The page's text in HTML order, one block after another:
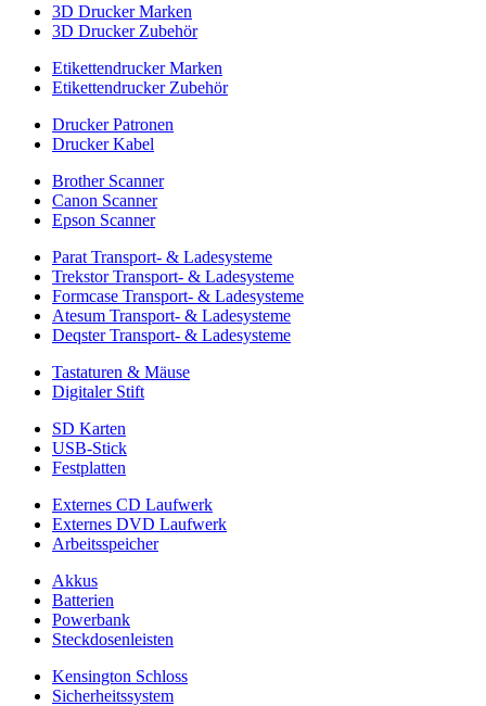
3D Drucker Marken
3D Drucker Zubehör
Etikettendrucker Marken
Etikettendrucker Zubehör
Drucker Patronen
Drucker Kabel
Brother Scanner
Canon Scanner
Epson Scanner
Parat Transport- & Ladesysteme
Trekstor Transport- & Ladesysteme
Formcase Transport- & Ladesysteme
Atesum Transport- & Ladesysteme
Deqster Transport- & Ladesysteme
Tastaturen & Mäuse
Digitaler Stift
SD Karten
USB-Stick
Festplatten
Externes CD Laufwerk
Externes DVD Laufwerk
Arbeitsspeicher
Akkus
Batterien
Powerbank
Steckdosenleisten
Kensington Schloss
Sicherheitssystem